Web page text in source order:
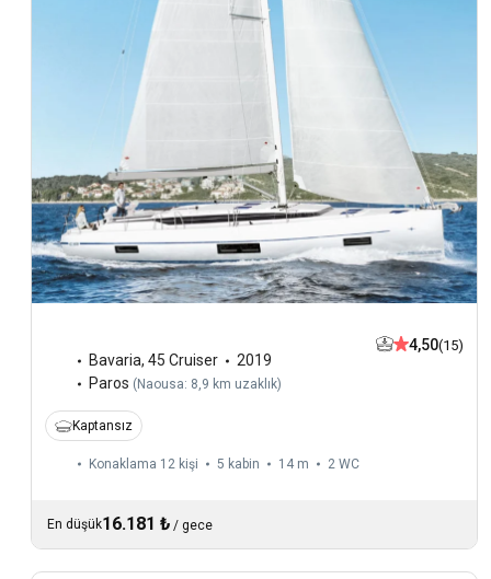
Bavaria, 45 Cruiser
2019
Paros ( Naousa: 8,9 km uzaklık)
4,50(15)
Kaptansız
Konaklama 12 kişi 5 kabin 14 m 2 WC
En düşük16.181 ₺ / gece